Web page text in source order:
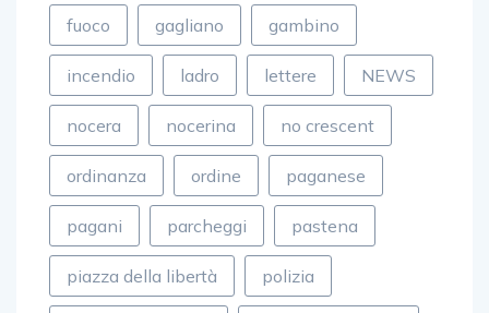
fuoco gagliano gambino
incendio ladro lettere NEWS
nocera nocerina no crescent
ordinanza ordine paganese
pagani parcheggi pastena
piazza della libertà polizia